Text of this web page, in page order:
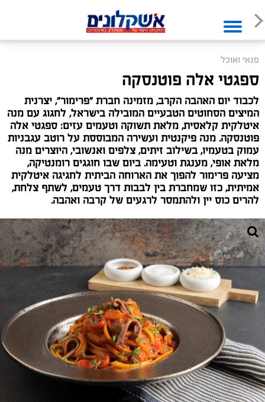
פנאי ואוכל
ספגטי אלה פוטנסקה
לכבוד יום האהבה הקרב, מזמינה חברת "פרימור", יצרנית
המיצים הסחוטים הטבעיים המובילה בישראל, לחגוג עם מנה
איטלקית קלאסית, מלאת תשוקה וטעמים עזים: ספגטי אלה
פוטנסקה. מנה פיקנטית ועשירה המבוססת על רוטב עגבניות
עמוק בטעמיו, בשילוב זיתים, צלפים ואנשובי, היוצרים מנה
מלאת אופי, מענגת וטעימה. ביום שבו חוגגים רומנטיקה,
מציעה פרימור להפוך את הארוחה הביתית לחגיגה איטלקית
אמיתית, כזו שמחברת בין לבבות דרך טעמים, לשתף צלחת,
להרים כוס יין ולהתמסר לרגעים של קרבה ואהבה.